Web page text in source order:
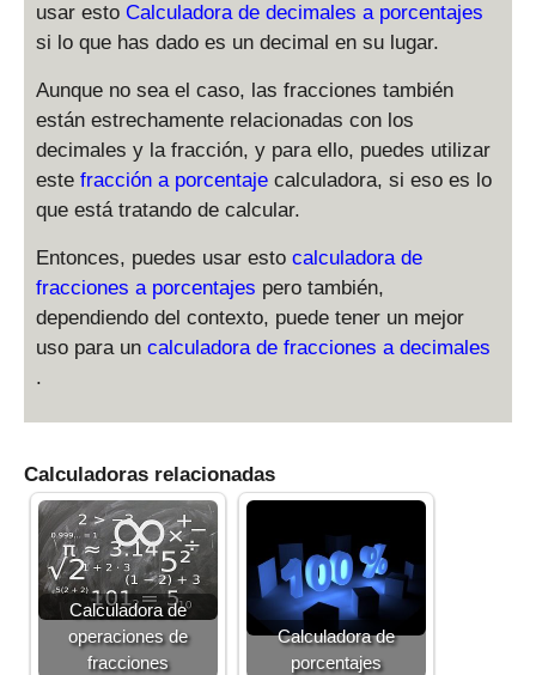
usar esto Calculadora de decimales a porcentajes
si lo que has dado es un decimal en su lugar.
Aunque no sea el caso, las fracciones también
están estrechamente relacionadas con los
decimales y la fracción, y para ello, puedes utilizar
este fracción a porcentaje calculadora, si eso es lo
que está tratando de calcular.
Entonces, puedes usar esto calculadora de
fracciones a porcentajes pero también,
dependiendo del contexto, puede tener un mejor
uso para un calculadora de fracciones a decimales
.
Calculadoras relacionadas
Calculadora de
operaciones de
fracciones
Calculadora de
porcentajes